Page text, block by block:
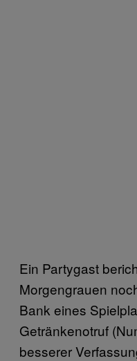
Ein Partygast
Morgengrauen
Bank eines
Getränkenotruf
besserer